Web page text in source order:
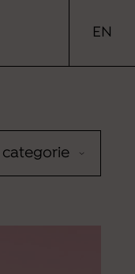
EN